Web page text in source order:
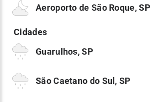
Aeroporto de São Roque, SP
Guarulhos, SP
São Caetano do Sul, SP